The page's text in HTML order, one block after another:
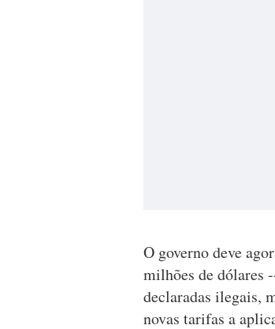
O governo deve
milhões de dólares
declaradas ilegais,
novas tarifas a